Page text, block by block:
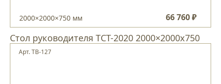
2000×2000×750 мм 66 760 ₽
Стол руководителя ТCT-2020 2000×2000х750
Арт. ТВ-127